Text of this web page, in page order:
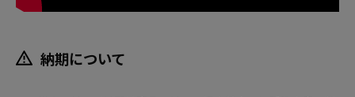
納期について